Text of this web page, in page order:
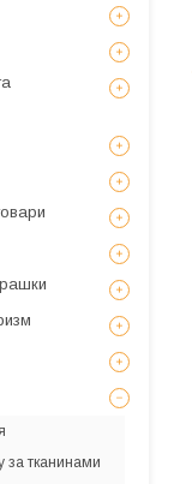
за тканинами